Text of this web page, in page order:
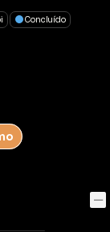
dragões… os
sua
Concluído